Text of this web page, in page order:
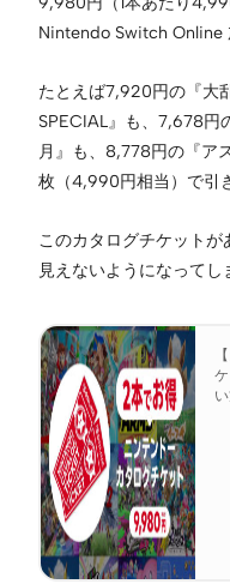
Nintendo Switch Online
たとえば7,920円の『大
SPECIAL』も、7,678円
月』も、8,778円の『ア
枚（4,990円相当）で引
このカタログチケットが
見えないようになってし